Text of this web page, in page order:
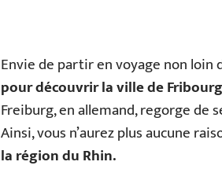
Envie de partir en voyage non loin
pour découvrir la ville de
Freiburg, en allemand, regorge de
Ainsi, vous n’aurez plus aucune
la région du Rhin.